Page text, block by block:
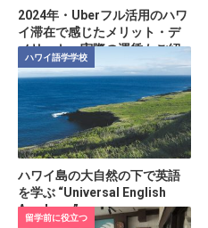
2024年・Uberフル活用のハワ
イ滞在で感じたメリット・デ
メリット 実際の運賃もご紹
介
ハワイ語学学校
ハワイ島の大自然の下で英語
を学ぶ “Universal English
Academy”
留学前に役立つ